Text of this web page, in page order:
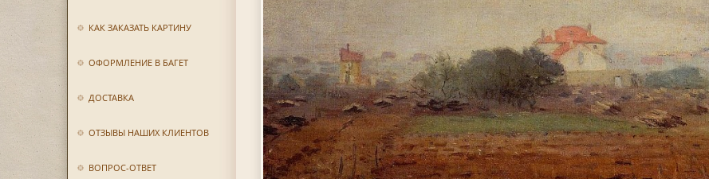
КАК ЗАКАЗАТЬ КАРТИНУ
ОФОРМЛЕНИЕ В БАГЕТ
ДОСТАВКА
ОТЗЫВЫ НАШИХ КЛИЕНТОВ
ВОПРОС-ОТВЕТ